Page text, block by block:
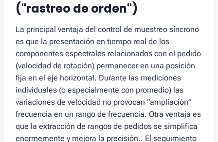
("rastreo de orden")
La principal ventaja del control de muestreo síncrono
es que la presentación en tiempo real de los
componentes espectrales relacionados con el pedido
(velocidad de rotación) permanecer en una posición
fija en el eje horizontal. Durante las mediciones
individuales (o especialmente con promedio) las
variaciones de velocidad no provocan “ampliación”
frecuencia en un rango de frecuencia. Otra ventaja es
que la extracción de rangos de pedidos se simplifica
enormemente y mejora la precisión.. El seguimiento